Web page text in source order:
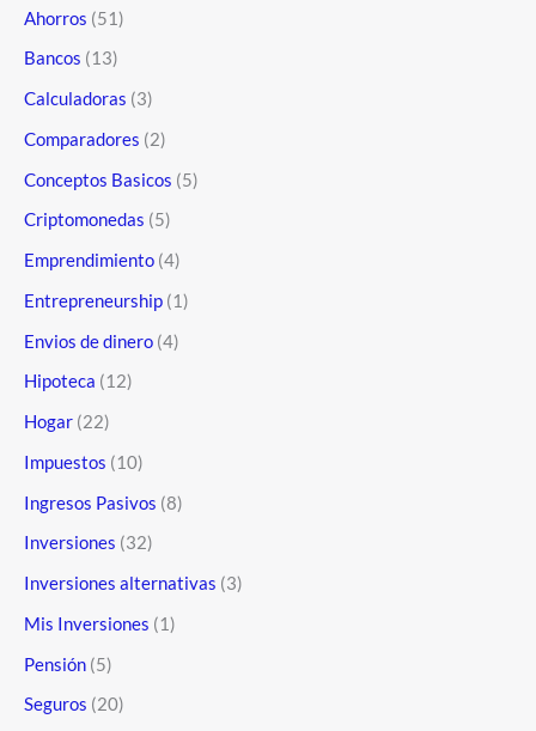
:
Ahorros (51)
Bancos (13)
Calculadoras (3)
Comparadores (2)
Conceptos Basicos (5)
Criptomonedas (5)
Emprendimiento (4)
Entrepreneurship (1)
Envios de dinero (4)
Hipoteca (12)
Hogar (22)
Impuestos (10)
Ingresos Pasivos (8)
Inversiones (32)
Inversiones alternativas (3)
Mis Inversiones (1)
Pensión (5)
Seguros (20)